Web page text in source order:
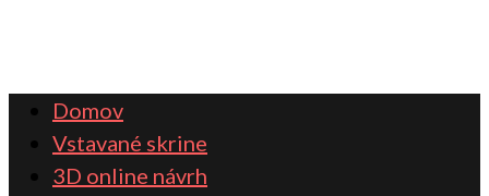
Domov
Vstavané skrine
3D online návrh